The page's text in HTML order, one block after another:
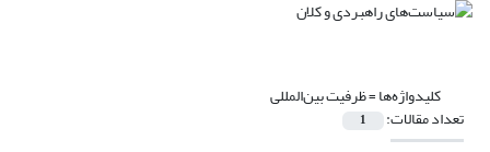
کلیدواژه‌ها =ظرفیت بین‌المللی
تعداد مقالات: 1